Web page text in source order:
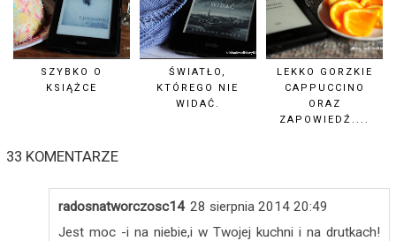
SZYBKO O
KSIĄŻCE
ŚWIATŁO,
KTÓREGO NIE
WIDAĆ.
LEKKO GORZKIE
CAPPUCCINO
ORAZ
ZAPOWIEDŹ....
33 KOMENTARZE
radosnatworczosc14 28 sierpnia 2014 20:49
Jest moc -i na niebie,i w Twojej kuchni i na drutkach!